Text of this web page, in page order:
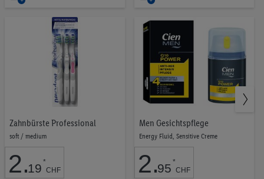
Merkliste
Merkliste
Zahnbürste Professional
soft / medium
2.19 *
CHF
Men Gesichtspflege
Energy Fluid, Sensitive Creme
2.95 *
CHF